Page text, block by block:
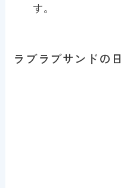
す。
ラブラブサンドの日